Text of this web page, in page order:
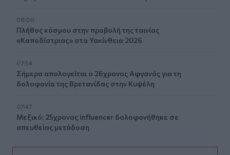
08:00
Πλήθος κόσμου στην προβολή της ταινίας
«Καποδίστριας» στα Υακίνθεια 2026
07:54
Σήμερα απολογείται ο 26χρονος Αφγανός για τη
δολοφονία της Βρετανίδας στην Κυψέλη
07:47
Μεξικό: 25χρονος influencer δολοφονήθηκε σε
απευθείας μετάδοση